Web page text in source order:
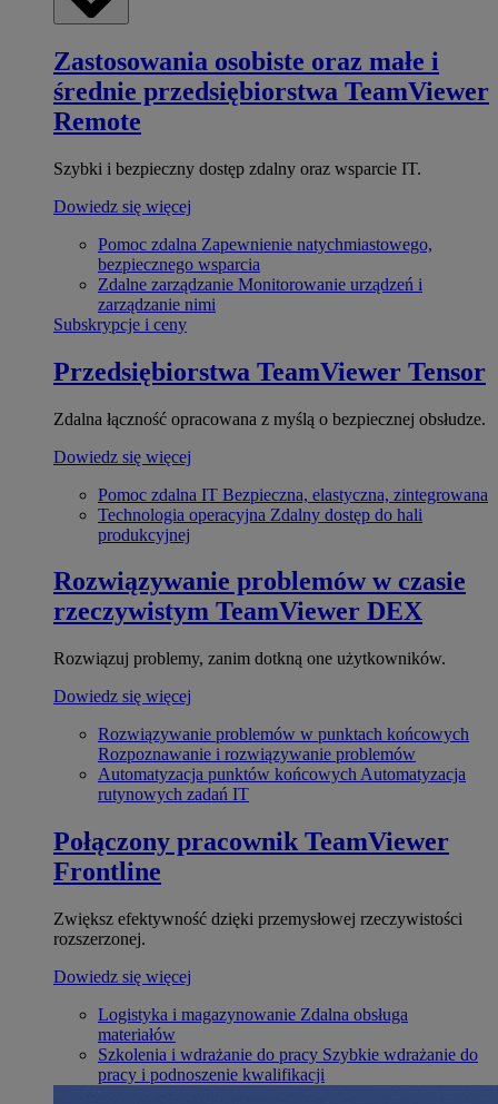
Zastosowania osobiste oraz małe i
średnie przedsiębiorstwa TeamViewer
Remote
Szybki i bezpieczny dostęp zdalny oraz wsparcie IT.
Dowiedz się więcej
Pomoc zdalna Zapewnienie natychmiastowego,
bezpiecznego wsparcia
Zdalne zarządzanie Monitorowanie urządzeń i
zarządzanie nimi
Subskrypcje i ceny
Przedsiębiorstwa TeamViewer Tensor
Zdalna łączność opracowana z myślą o bezpiecznej obsłudze.
Dowiedz się więcej
Pomoc zdalna IT Bezpieczna, elastyczna, zintegrowana
Technologia operacyjna Zdalny dostęp do hali
produkcyjnej
Rozwiązywanie problemów w czasie
rzeczywistym TeamViewer DEX
Rozwiązuj problemy, zanim dotkną one użytkowników.
Dowiedz się więcej
Rozwiązywanie problemów w punktach końcowych
Rozpoznawanie i rozwiązywanie problemów
Automatyzacja punktów końcowych Automatyzacja
rutynowych zadań IT
Połączony pracownik TeamViewer
Frontline
Zwiększ efektywność dzięki przemysłowej rzeczywistości
rozszerzonej.
Dowiedz się więcej
Logistyka i magazynowanie Zdalna obsługa
materiałów
Szkolenia i wdrażanie do pracy Szybkie wdrażanie do
pracy i podnoszenie kwalifikacji